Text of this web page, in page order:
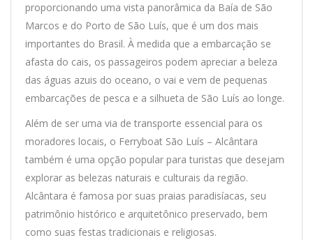
proporcionando uma vista panorâmica da Baía de São
Marcos e do Porto de São Luís, que é um dos mais
importantes do Brasil. À medida que a embarcação se
afasta do cais, os passageiros podem apreciar a beleza
das águas azuis do oceano, o vai e vem de pequenas
embarcações de pesca e a silhueta de São Luís ao longe.
Além de ser uma via de transporte essencial para os
moradores locais, o Ferryboat São Luís – Alcântara
também é uma opção popular para turistas que desejam
explorar as belezas naturais e culturais da região.
Alcântara é famosa por suas praias paradisíacas, seu
patrimônio histórico e arquitetônico preservado, bem
como suas festas tradicionais e religiosas.